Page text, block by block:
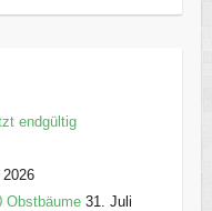
endgültig
Obstbäume 31. Juli